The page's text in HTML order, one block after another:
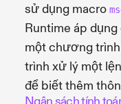
sử dụng macro
Runtime áp
một chương
trình xử lý một
để biết thêm